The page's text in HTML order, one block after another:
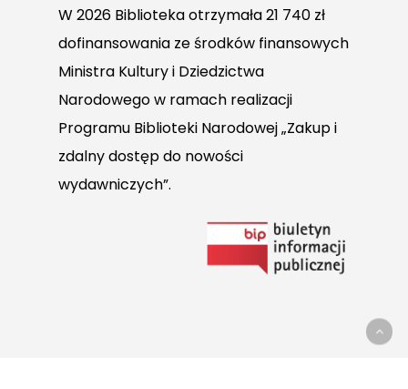
W 2026 Biblioteka otrzymała 21 740 zł
dofinansowania ze środków finansowych
Ministra Kultury i Dziedzictwa
Narodowego w ramach realizacji
Programu Biblioteki Narodowej „Zakup i
zdalny dostęp do nowości
wydawniczych”.
do